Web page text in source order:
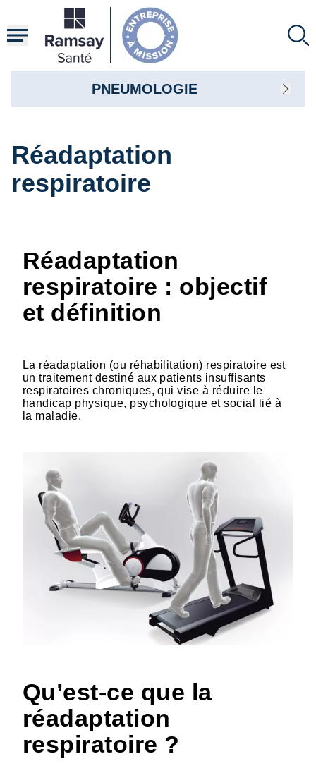
contenu
principal
Réadaptation
respiratoire
Réadaptation
respiratoire : objectif
et définition
La réadaptation (ou réhabilitation) respiratoire est
un traitement destiné aux patients insuffisants
respiratoires chroniques, qui vise à réduire le
handicap physique, psychologique et social lié à
la maladie.
Qu’est-ce que la
réadaptation
respiratoire ?
PNEUMOLOGIE